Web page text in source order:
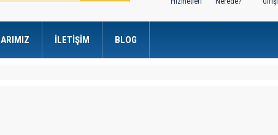
İLETIŞIM BLOG